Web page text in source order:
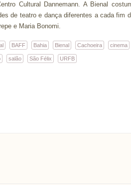
Cultural Dannemann. A Bienal
de teatro e dança diferentes a cada fim
e Maria Bonomi.
BAFF Bahia Bienal Cachoeira cinema
salão São Félix URFB